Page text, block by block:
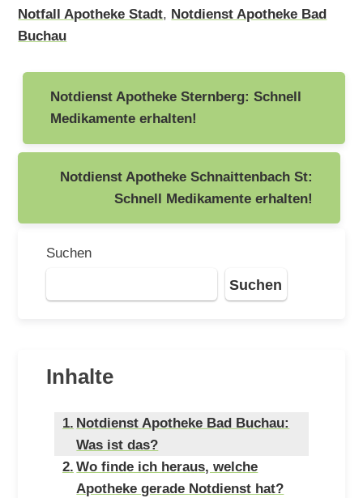
Notfall Apotheke Stadt, Notdienst Apotheke Bad
Buchau
Beitragsnavigation
Notdienst Apotheke Sternberg: Schnell
Medikamente erhalten!
Notdienst Apotheke Schnaittenbach St:
Schnell Medikamente erhalten!
Suchen
Suchen
Inhalte
Notdienst Apotheke Bad Buchau:
Was ist das?
Wo finde ich heraus, welche
Apotheke gerade Notdienst hat?